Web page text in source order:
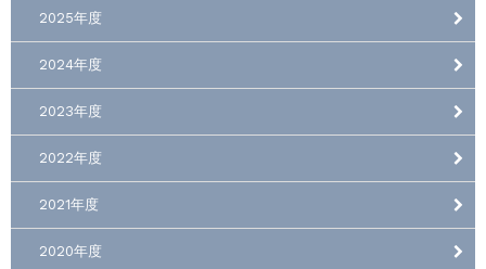
2025年度
2024年度
2023年度
2022年度
2021年度
2020年度